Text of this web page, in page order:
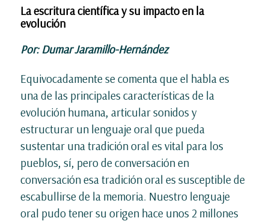
La escritura científica y su impacto en la
evolución
Por: Dumar Jaramillo-Hernández
Equivocadamente se comenta que el habla es
una de las principales características de la
evolución humana, articular sonidos y
estructurar un lenguaje oral que pueda
sustentar una tradición oral es vital para los
pueblos, sí, pero de conversación en
conversación esa tradición oral es susceptible de
escabullirse de la memoria. Nuestro lenguaje
oral pudo tener su origen hace unos 2 millones